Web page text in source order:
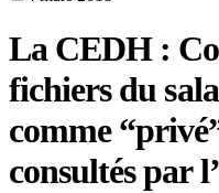
La CEDH :
fichiers du
comme
consultés par